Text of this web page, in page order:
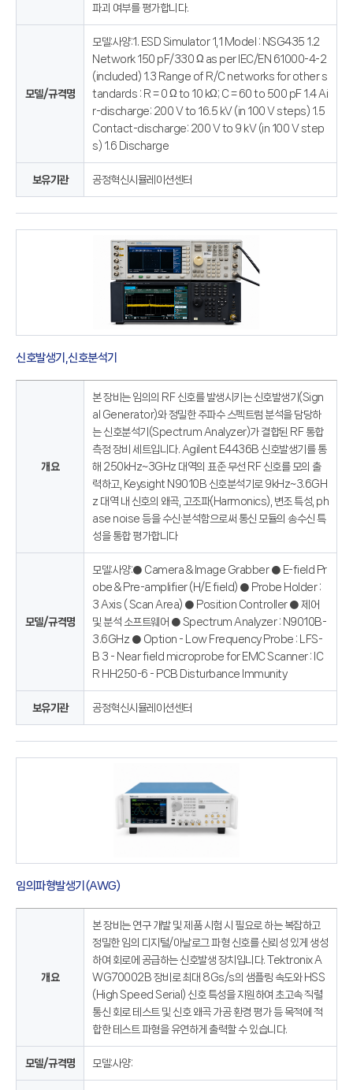
파괴 여부를 평가합니다.
모델/규격명
모델:사양:1. ESD Simulator 1,1 Model : NSG435 1.2
Network 150 pF/330 Ω as per IEC/EN 61000-4-2
(included) 1.3 Range of R/C networks for other s
tandards : R = 0 Ω to 10 kΩ; C = 60 to 500 pF 1.4 Ai
r-discharge: 200 V to 16.5 kV (in 100 V steps) 1.5
Contact-discharge: 200 V to 9 kV (in 100 V step
s) 1.6 Discharge
보유기관 공정혁신시뮬레이션센터
신호발생기,신호분석기
개요
본 장비는 임의의 RF 신호를 발생시키는 신호발생기(Sign
al Generator)와 정밀한 주파수 스펙트럼 분석을 담당하
는 신호분석기(Spectrum Analyzer)가 결합된 RF 통합
측정 장비 세트입니다. Agilent E4436B 신호발생기를 통
해 250kHz~3GHz 대역의 표준 무선 RF 신호를 모의 출
력하고, Keysight N9010B 신호분석기로 9kHz~3.6GH
z 대역 내 신호의 왜곡, 고조파(Harmonics), 변조 특성, ph
ase noise 등을 수신·분석함으로써 통신 모듈의 송수신 특
성을 통합 평가합니다
모델/규격명
모델:사양:● Camera & Image Grabber ● E-field Pr
obe & Pre-amplifier (H/E field) ● Probe Holder :
3 Axis ( Scan Area) ● Position Controller ● 제어
및 분석 소프트웨어 ● Spectrum Analyzer : N9010B-
3.6GHz ● Option - Low Frequency Probe : LFS-
B 3 - Near field microprobe for EMC Scanner : IC
R HH250-6 - PCB Disturbance Immunity
보유기관 공정혁신시뮬레이션센터
임의파형발생기(AWG)
개요
본 장비는 연구 개발 및 제품 시험 시 필요로 하는 복잡하고
정밀한 임의 디지털/아날로그 파형 신호를 신뢰성 있게 생성
하여 회로에 공급하는 신호발생 장치입니다. Tektronix A
WG70002B 장비로 최대 8Gs/s의 샘플링 속도와 HSS
(High Speed Serial) 신호 특성을 지원하여 초고속 직렬
통신 회로 테스트 및 신호 왜곡 가공 환경 평가 등 목적에 적
합한 테스트 파형을 유연하게 출력할 수 있습니다.
모델/규격명 모델:사양: